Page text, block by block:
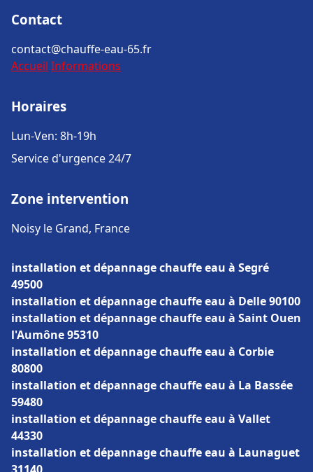
Contact
contact@chauffe-eau-65.fr
Accueil Informations
Horaires
Lun-Ven: 8h-19h
Service d'urgence 24/7
Zone intervention
Noisy le Grand, France
installation et dépannage chauffe eau à Segré
49500
installation et dépannage chauffe eau à Delle 90100
installation et dépannage chauffe eau à Saint Ouen
l'Aumône 95310
installation et dépannage chauffe eau à Corbie
80800
installation et dépannage chauffe eau à La Bassée
59480
installation et dépannage chauffe eau à Vallet
44330
installation et dépannage chauffe eau à Launaguet